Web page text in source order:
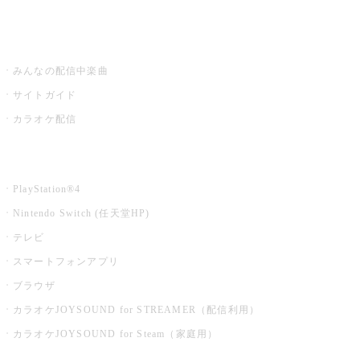
みんなの配信中楽曲
サイトガイド
カラオケ配信
PlayStation®4
Nintendo Switch (任天堂HP)
テレビ
スマートフォンアプリ
ブラウザ
カラオケJOYSOUND for STREAMER（配信利用）
カラオケJOYSOUND for Steam（家庭用）